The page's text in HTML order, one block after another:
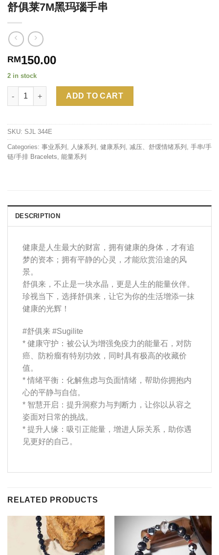
舒俱莱7M黑玛瑙手串
RM150.00
2 in stock
Quantity ADD TO CART
SKU: SJL 344E
Categories: 事业系列 , 人缘系列 , 健康系列 , 减压、舒缓情绪系列 , 手串/手
链/手排 Bracelets, 能量系列
DESCRIPTION
健康是人生最大的财富，拥有健康的身体，才有追
梦的资本；拥有平静的心灵，才能欣赏沿途的风
景。
舒俱来，不止是一块水晶，更是人生的能量伙伴。
珍视当下，选择舒俱来，让它为你的生活增添一抹
健康的光辉！
#舒俱来 #Sugilite
* 健康守护：被公认为增强免疫力的能量石，对防
癌、防粉瘤有特别功效，同时具有极高的收藏价
值。
* 情绪平衡：化解焦虑与负面情绪，帮助你拥抱内
心的平静与自信。
* 智慧开启：提升洞察力与判断力，让你以从容之
姿面对日常的挑战。
* 提升人缘：吸引正能量，增进人际关系，助你遇
见更好的自己。
RELATED PRODUCTS